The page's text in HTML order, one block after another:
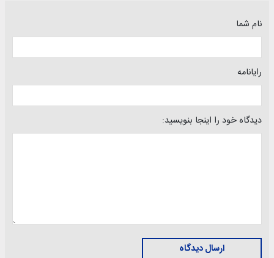
نام شما
رایانامه
دیدگاه خود را اینجا بنویسید:
ارسال دیدگاه